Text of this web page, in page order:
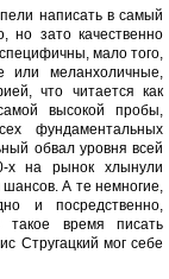
написать в самый
но зато качественно
мало того,
или меланхоличные,
что читается как
высокой пробы,
фундаментальных
обвал уровня всей
х на рынок хлынули
А те немногие,
и посредственно,
такое время писать
Стругацкий мог себе